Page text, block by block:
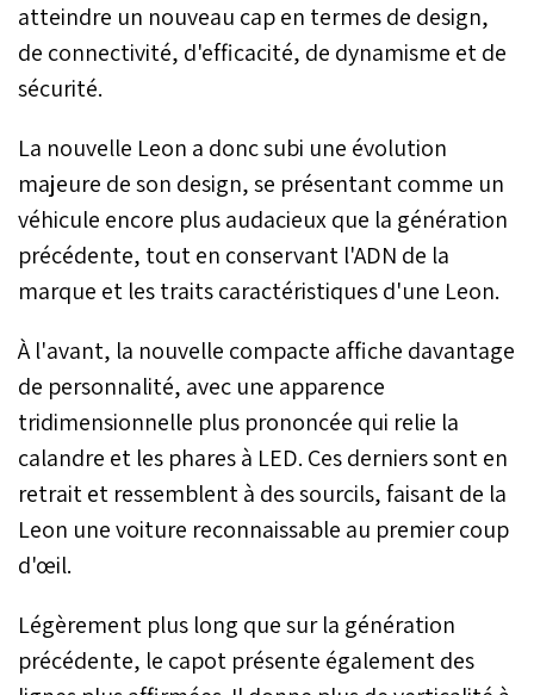
atteindre un nouveau cap en termes de design,
de connectivité, d'efficacité, de dynamisme et de
sécurité.
La nouvelle Leon a donc subi une évolution
majeure de son design, se présentant comme un
véhicule encore plus audacieux que la génération
précédente, tout en conservant l'ADN de la
marque et les traits caractéristiques d'une Leon.
À l'avant, la nouvelle compacte affiche davantage
de personnalité, avec une apparence
tridimensionnelle plus prononcée qui relie la
calandre et les phares à LED. Ces derniers sont en
retrait et ressemblent à des sourcils, faisant de la
Leon une voiture reconnaissable au premier coup
d'œil.
Légèrement plus long que sur la génération
précédente, le capot présente également des